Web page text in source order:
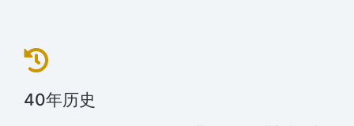
40年历史